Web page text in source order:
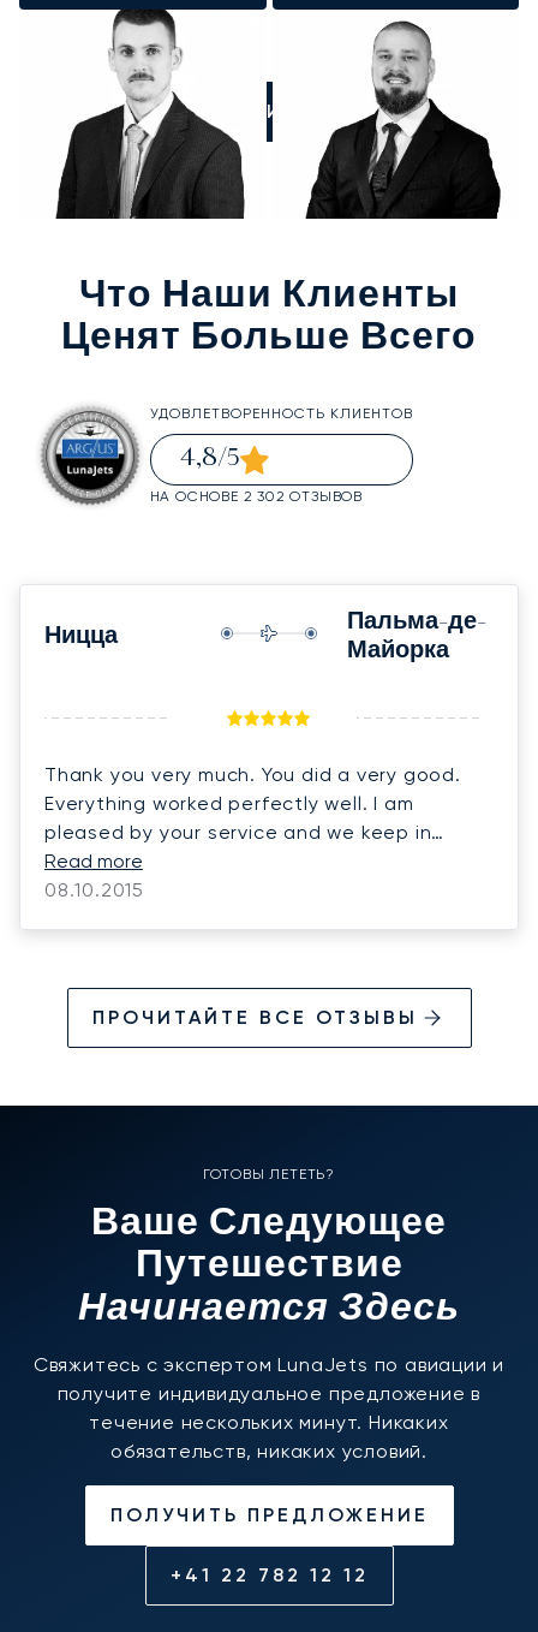
ПОЗВОНИТЕ НАМ
Что Наши Клиенты
Ценят Больше Всего
УДОВЛЕТВОРЕННОСТЬ КЛИЕНТОВ
4,8/5
НА ОСНОВЕ 2 302 ОТЗЫВОВ
Ницца
Пальма-де-
Майорка
Thank you very much. You did a very good.
Everything worked perfectly well. I am
pleased by your service and we keep in
touch. Kind regards.
Read more
08.10.2015
ПРОЧИТАЙТЕ ВСЕ ОТЗЫВЫ
ГОТОВЫ ЛЕТЕТЬ?
Ваше Следующее
Путешествие
Начинается Здесь
Свяжитесь с экспертом LunaJets по авиации и
получите индивидуальное предложение в
течение нескольких минут. Никаких
обязательств, никаких условий.
ПОЛУЧИТЬ ПРЕДЛОЖЕНИЕ
+41 22 782 12 12